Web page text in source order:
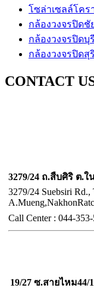
โซล่าเซลล์โคร
กล้องวงจรปิดชั
กล้องวงจรปิดบุ
กล้องวงจรปิดสุ
CONTACT
3279/24 ถ.สืบศิริ ต.ใ
3279/24 Suebsiri Rd.,
Call Center : 044-
19/27 ซ.สายไหม